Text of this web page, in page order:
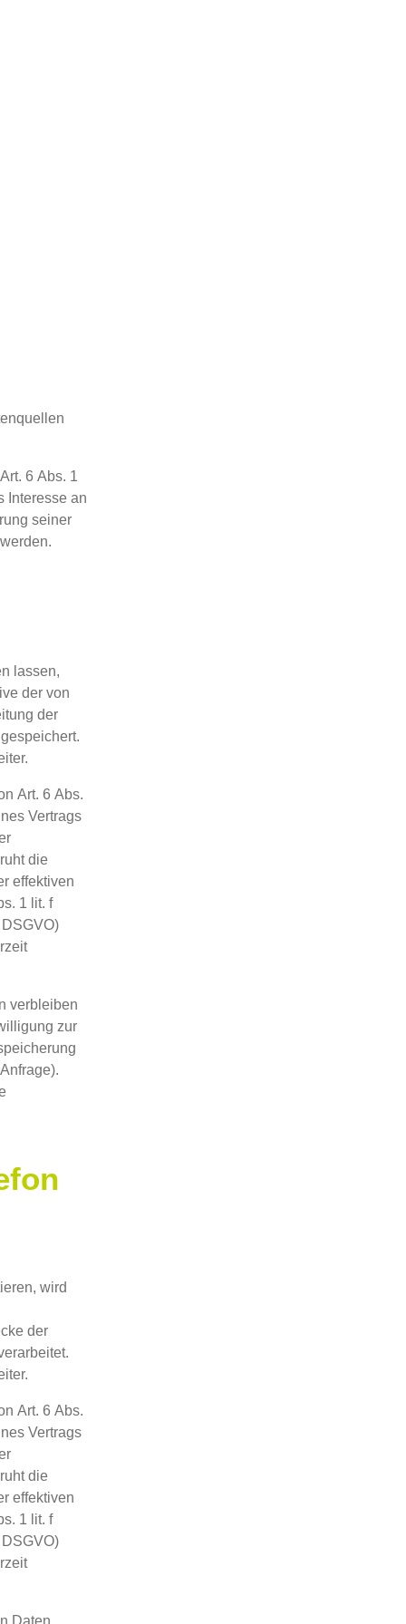
6 Abs. 1
Interesse an
seiner
lassen,
der von
der
Art. 6 Abs.
Vertrags
die
effektiven
1 lit. f
verbleiben
zur
wird
der
Art. 6 Abs.
Vertrags
die
effektiven
1 lit. f
Daten